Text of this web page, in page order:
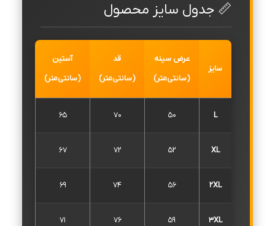
📏 جدول سایز محصول
سایز
عرض سینه
(سانتی‌متر)
قد
(سانتی‌متر)
آستین
(سانتی‌متر)
L
50
70
65
XL
52
72
67
2XL
56
74
69
3XL
59
76
71